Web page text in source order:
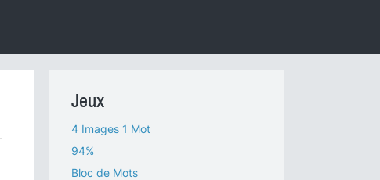
Jeux
4 Images 1 Mot
94%
Bloc de Mots